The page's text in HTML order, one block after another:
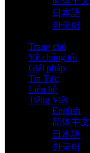
日本語
한국어
Trang chủ
Về chúng tôi
Giải pháp
Tin Tức
Liên hệ
Tiếng Việt
English
简体中文
日本語
한국어